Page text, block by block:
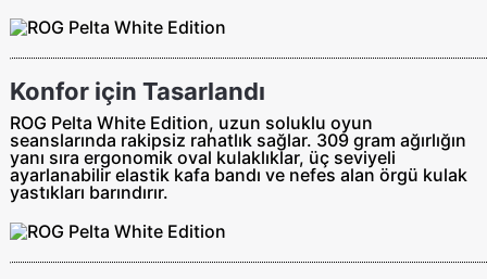
Konfor için Tasarlandı
ROG Pelta White Edition, uzun soluklu oyun
seanslarında rakipsiz rahatlık sağlar. 309 gram ağırlığın
yanı sıra ergonomik oval kulaklıklar, üç seviyeli
ayarlanabilir elastik kafa bandı ve nefes alan örgü kulak
yastıkları barındırır.